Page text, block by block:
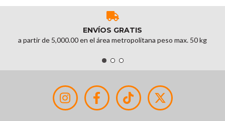
ENVÍOS GRATIS
a partir de 5,000.00 en el área metropolitana peso max. 50 kg